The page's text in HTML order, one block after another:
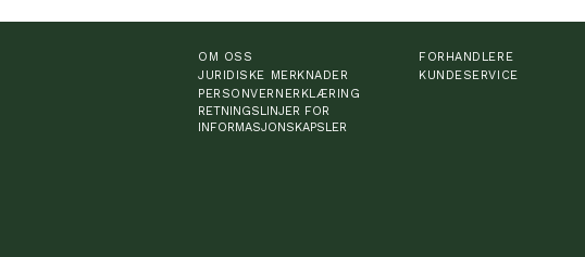
OM OSS
JURIDISKE MERKNADER
PERSONVERNERKLÆRING
RETNINGSLINJER FOR
INFORMASJONSKAPSLER
FORHANDLERE
KUNDESERVICE